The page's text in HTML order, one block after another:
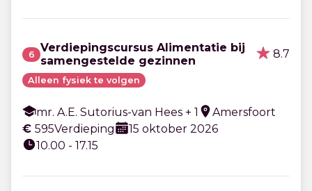
6 Verdiepingscursus Alimentatie bij
samengestelde gezinnen
8.7
Alleen fysiek te volgen
mr. A.E. Sutorius-van Hees + 1
Amersfoort
€ 595Verdieping
15 oktober 2026
10.00 - 17.15